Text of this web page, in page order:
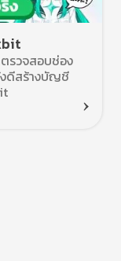
รวจสอบช่อง
งดีสร้างบัญชี